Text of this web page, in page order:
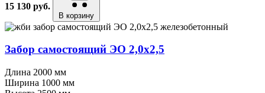
15 130 руб.
В корзину
Забор самостоящий ЭО 2,0х2,5
Длина 2000 мм
Ширина 1000 мм